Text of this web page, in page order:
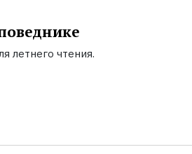
летнего чтения.